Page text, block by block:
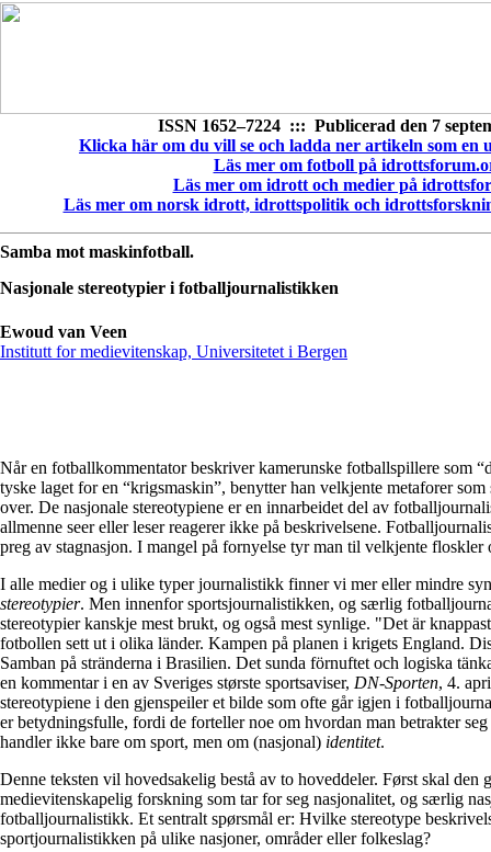
ISSN 1652–7224 ::: Publicerad den 7
Klicka här om du vill se och ladda ner artikeln som en
Läs mer om fotboll på
Läs mer om idrott och medier på
Läs mer om norsk idrott, idrottspolitik och
Samba mot maskinfotball.
Nasjonale stereotypier i fotballjournalistikken
Ewoud van Veen
Institutt for medievitenskap, Universitetet i Bergen
Når en fotballkommentator beskriver kamerunske fotballspillere som
tyske laget for en “krigsmaskin”, benytter han velkjente metaforer som
over. De nasjonale stereotypiene er en innarbeidet del av
allmenne seer eller leser reagerer ikke på beskrivelsene.
preg av stagnasjon. I mangel på fornyelse tyr man til velkjente
I alle medier og i ulike typer journalistikk finner vi mer eller mindre
stereotypier. Men innenfor sportsjournalistikken, og særlig
stereotypier kanskje mest brukt, og også mest synlige. "Det är
fotbollen sett ut i olika länder. Kampen på planen i krigets England.
Samban på stränderna i Brasilien. Det sunda förnuftet och logiska
en kommentar i en av Sveriges største sportsaviser, DN-Sporten, 4.
stereotypiene i den gjenspeiler et bilde som ofte går igjen i
er betydningsfulle, fordi de forteller noe om hvordan man betrakter
handler ikke bare om sport, men om (nasjonal) identitet.
Denne teksten vil hovedsakelig bestå av to hoveddeler. Først skal den
medievitenskapelig forskning som tar for seg nasjonalitet, og særlig
fotballjournalistikk. Et sentralt spørsmål er: Hvilke stereotype
sportjournalistikken på ulike nasjoner, områder eller folkeslag?